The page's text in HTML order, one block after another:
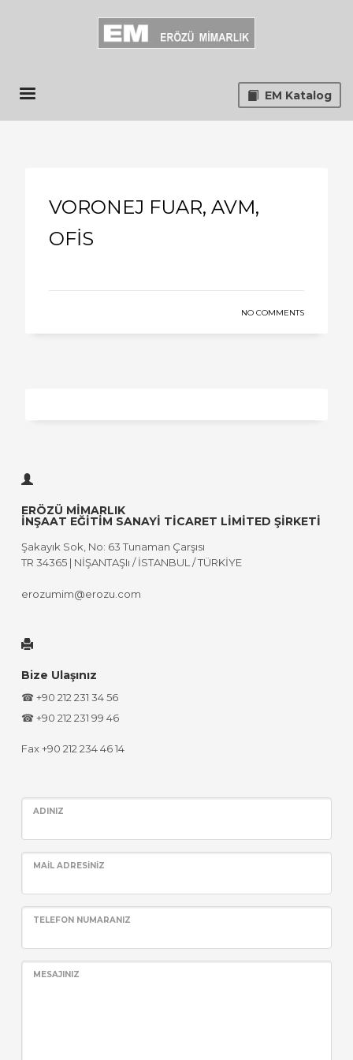
EM Katalog
VORONEJ FUAR, AVM,
OFİS
NO COMMENTS
ERÖZÜ MİMARLIK
İNŞAAT EĞİTİM SANAYİ TİCARET LİMİTED ŞİRKETİ
Şakayık Sok, No: 63 Tunaman Çarşısı
TR 34365 | NİŞANTAŞIı / İSTANBUL / TÜRKİYE
erozumim@erozu.com
Bize Ulaşınız
☎ +90 212 231 34 56
☎ +90 212 231 99 46
Fax +90 212 234 46 14
ADINIZ
MAIL ADRESINIZ
TELEFON NUMARANIZ
MESAJINIZ